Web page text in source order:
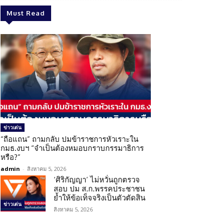
Must Read
ข่าวเด่น
“ถือแถน” ถามกลับ ปมข้าราชการหัวเราะใน
กมธ.งบฯ “จำเป็นต้องหมอบกราบกรรมาธิการ
หรือ?”
admin - สิงหาคม 5, 2026
ข่าวเด่น
‘ศิริกัญญา’ ไม่หวั่นถูกตรวจ
สอบ ปม ส.ก.พรรคประชาชน
ย้ำให้ข้อเท็จจริงเป็นตัวตัดสิน
สิงหาคม 5, 2026